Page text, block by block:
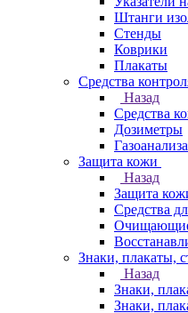
Штанги
Стенды
Коврики
Плакаты
Средства
Назад
Средства
Дозиметры
Защита кожи
Назад
Защита
Средства
Очищающие
Знаки, плакаты,
Назад
Знаки,
Знаки,